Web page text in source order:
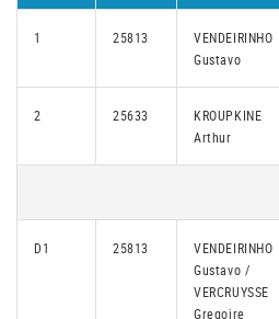
1 25813
VENDEIRINHO
Gustavo
2 25633
KROUPKINE
Arthur
D1 25813
VENDEIRINHO
Gustavo /
VERCRUYSSE
Gregoire